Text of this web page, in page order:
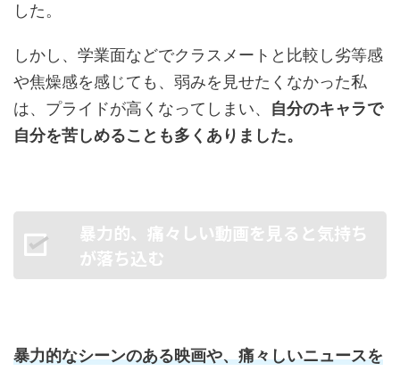
した。
しかし、学業面などでクラスメートと比較し劣等感
や焦燥感を感じても、弱みを見せたくなかった私
は、プライドが高くなってしまい、 自分のキャラで
自分を苦しめることも多くありました。
暴力的、痛々しい動画を見ると気持ち
が落ち込む
暴力的なシーンのある映画や、痛々しいニュースを